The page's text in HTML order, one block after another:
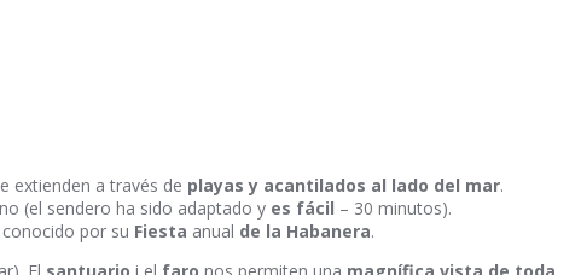
extienden a través de playas y acantilados al lado del mar.
(el sendero ha sido adaptado y es fácil – 30 minutos).
por su Fiesta anual de la Habanera.